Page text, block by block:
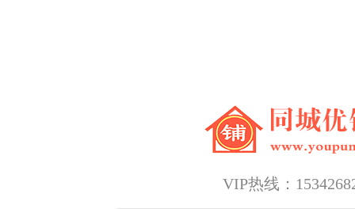
VIP热线：